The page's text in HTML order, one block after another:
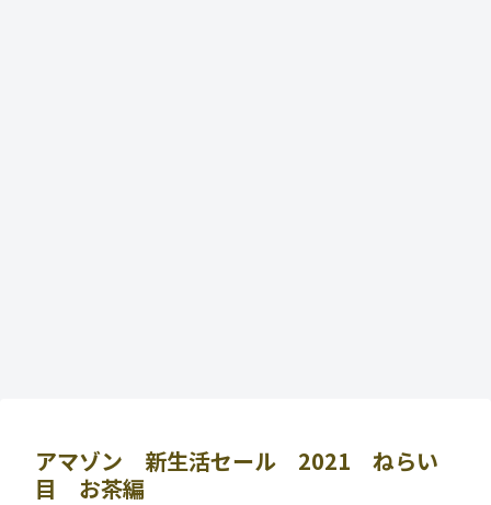
アマゾン 新生活セール 2021 ねらい
目 お茶編